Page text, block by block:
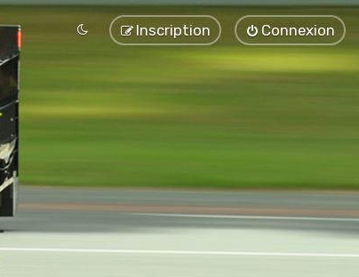
Connexion
Inscription